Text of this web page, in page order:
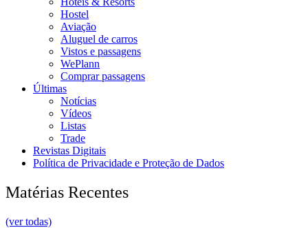
Hostel
Aviação
Aluguel de carros
Vistos e passagens
WePlann
Comprar passagens
Últimas
Notícias
Vídeos
Listas
Trade
Revistas Digitais
Política de Privacidade e Proteção de Dados
Matérias Recentes
(ver todas)